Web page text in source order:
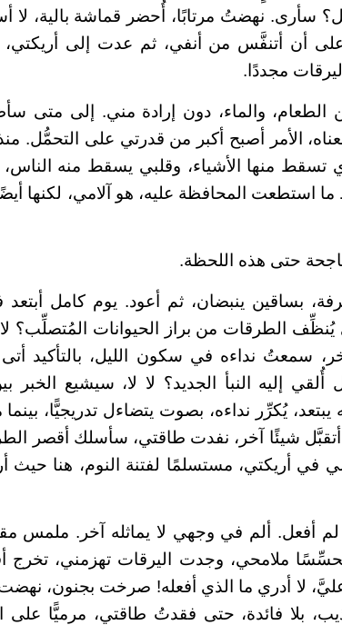
سأرى. نهضتُ مرتابًا، أُحضر قماشة بالية، لا
أن أتنفَّس من أنفي، ثم عدت إلى
مجددًا.
الطعام، والماء، دون إرادة مني. إلى متى
الأمر أصبح أكبر من قدرتي على التحمُّل.
تسقط منها الأشياء، وقلبي يسقط منه
استطعت المحافظة عليه، هو آلامي، لكنها
حتى هذه اللحظة.
بساقين ينبضان، ثم أعود. يوم كامل أبتعد
يُنظِّف الطرقات من براز الحيوانات المُتصلِّب؟
سمعتُ نداءه في سكون الليل، بالتأكيد
إليه النبأ الجديد؟ لا لا، سيشيع الخبر
يُكرِّر نداءه، بصوت يتضاءل تدريجيًّا، بينما
شيئًا آخر، نفدت طاقتي، سأسلك أقصر
أريكتي، مستسلمًا لفتنة النوم، هنا حيث
لم أفعل. ألم في وجهي لا يماثله آخر. ملمس
ملامحي، وجدت اليرقات تهزمني، تخرج
لا أدري ما الذي أفعله! صرخت بجنون،
بلا فائدة، حتى فقدتُ طاقتي، مرميًّا على